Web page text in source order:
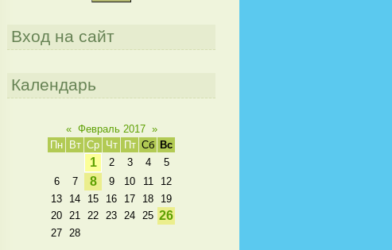
Вход на сайт
Календарь
« Февраль 2017 »
Пн
Вт Ср Чт Пт Сб Вс
1 2 3 4
5
6
7 8 9 10 11
12
13
14 15 16 17 18
19
20
21 22 23 24 25 26
27 28